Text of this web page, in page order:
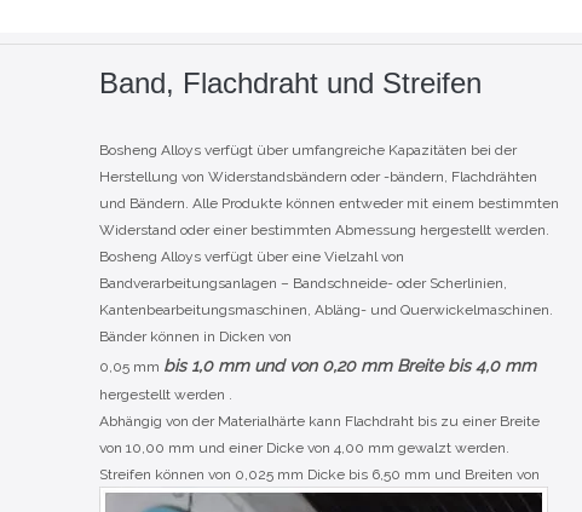
Band, Flachdraht und Streifen
Bosheng Alloys verfügt über umfangreiche Kapazitäten bei der
Herstellung von Widerstandsbändern oder -bändern, Flachdrähten
und Bändern. Alle Produkte können entweder mit einem bestimmten
Widerstand oder einer bestimmten Abmessung hergestellt werden.
Bosheng Alloys verfügt über eine Vielzahl von
Bandverarbeitungsanlagen – Bandschneide- oder Scherlinien,
Kantenbearbeitungsmaschinen, Abläng- und Querwickelmaschinen.
Bänder können in Dicken von
0,05 mm bis 1,0 mm und von 0,20 mm Breite bis 4,0 mm
hergestellt werden .
Abhängig von der Materialhärte kann Flachdraht bis zu einer Breite
von 10,00 mm und einer Dicke von 4,00 mm gewalzt werden.
Streifen können von 0,025 mm Dicke bis 6,50 mm und Breiten von
0,65 mm bis 1100 mm geschnitten werden.